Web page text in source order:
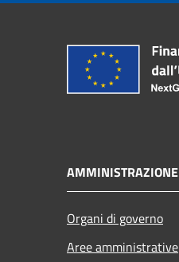
AMMINISTRAZIONE
Organi di governo
Aree amministrative